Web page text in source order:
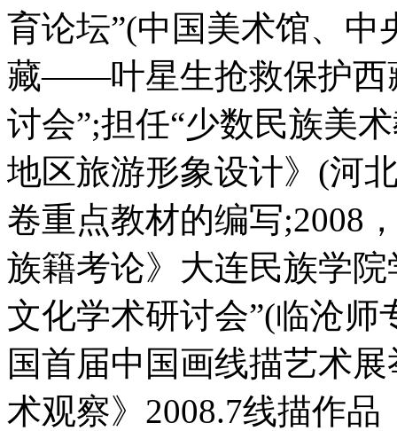
育论坛”(中国美术馆、中
藏——叶星生抢救保护西
讨会”;担任“少数民族美
地区旅游形象设计》(河
卷重点教材的编写;2008
族籍考论》大连民族学
文化学术研讨会”(临沧
国首届中国画线描艺术
术观察》2008.7线描作